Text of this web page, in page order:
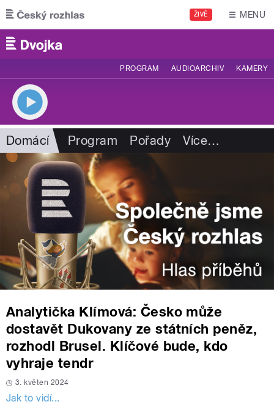
Přejít k hlavnímu obsahu
ŽIVĚ MENU
PROGRAM AUDIOARCHIV KAMERY
Domácí Program Pořady Více…
Analytička Klímová: Česko může
dostavět Dukovany ze státních peněz,
rozhodl Brusel. Klíčové bude, kdo
vyhraje tendr
3. květen 2024
Jak to vidí...